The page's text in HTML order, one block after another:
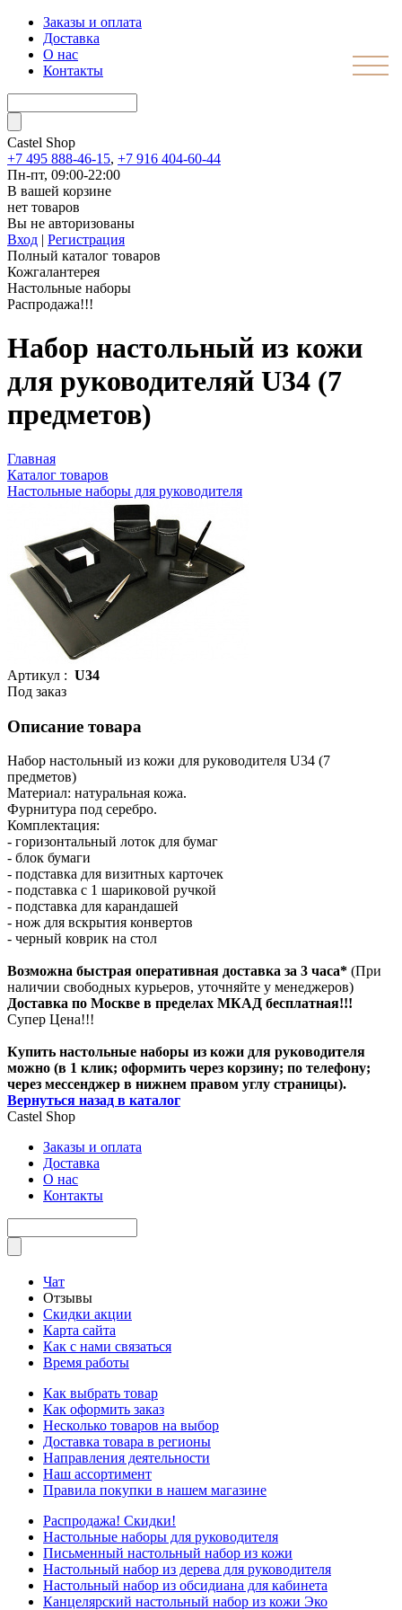
Заказы и оплата
Доставка
О нас
Контакты
Castel Shop
+7 495 888-46-15, +7 916 404-60-44
Пн-пт, 09:00-22:00
В вашей корзине
нет товаров
Вы не авторизованы
Вход | Регистрация
Полный каталог товаров
Кожгалантерея
Настольные наборы
Распродажа!!!
Набор настольный из кожи
для руководителяй U34 (7
предметов)
Главная
Каталог товаров
Настольные наборы для руководителя
Артикул : U34
Под заказ
Описание товара
Набор настольный из кожи для руководителя U34 (7
предметов)
Материал: натуральная кожа.
Фурнитура под серебро.
Комплектация:
- горизонтальный лоток для бумаг
- блок бумаги
- подставка для визитных карточек
- подставка с 1 шариковой ручкой
- подставка для карандашей
- нож для вскрытия конвертов
- черный коврик на стол
Возможна быстрая оперативная доставка за 3 часа* (При
наличии свободных курьеров, уточняйте у менеджеров)
Доставка по Москве в пределах МКАД бесплатная!!!
Супер Цена!!!
Купить настольные наборы из кожи для руководителя
можно (в 1 клик; оформить через корзину; по телефону;
через мессенджер в нижнем правом углу страницы).
Вернуться назад в каталог
Castel Shop
Заказы и оплата
Доставка
О нас
Контакты
Чат
Отзывы
Скидки акции
Карта сайта
Как с нами связаться
Время работы
Как выбрать товар
Как оформить заказ
Несколько товаров на выбор
Доставка товара в регионы
Направления деятельности
Наш ассортимент
Правила покупки в нашем магазине
Распродажа! Скидки!
Настольные наборы для руководителя
Письменный настольный набор из кожи
Настольный набор из дерева для руководителя
Настольный набор из обсидиана для кабинета
Канцелярский настольный набор из кожи Эко